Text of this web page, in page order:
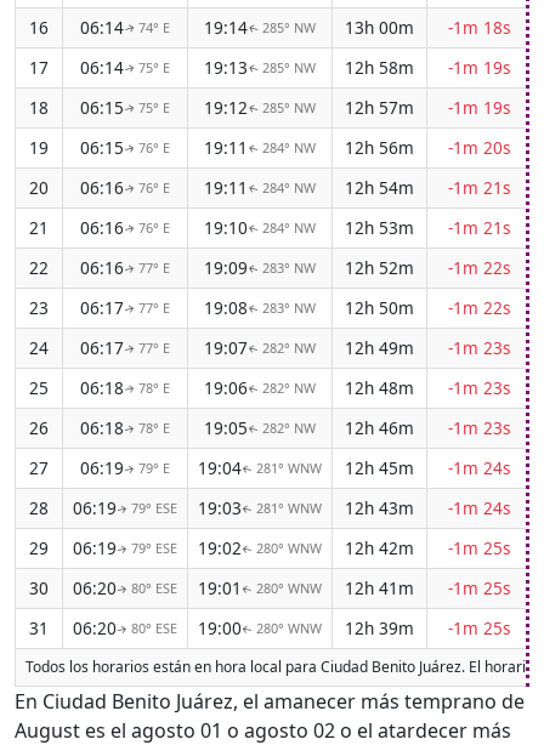
16
06:14↑ 74° E 19:14↑ 285° NW 13h 00m
-1m 18s
17
06:14↑ 75° E 19:13↑ 285° NW 12h 58m
-1m 19s
18
06:15↑ 75° E 19:12↑ 285° NW 12h 57m
-1m 19s
19
06:15↑ 76° E 19:11 ↑ 284° NW 12h 56m
-1m 20s
20
06:16↑ 76° E 19:11 ↑ 284° NW 12h 54m
-1m 21s
21
06:16↑ 76° E 19:10↑ 284° NW 12h 53m
-1m 21s
22
06:16↑ 77° E 19:09↑ 283° NW 12h 52m
-1m 22s
23
06:17↑ 77° E 19:08↑ 283° NW 12h 50m
-1m 22s
24
06:17↑ 77° E 19:07↑ 282° NW 12h 49m
-1m 23s
25
06:18↑ 78° E 19:06↑ 282° NW 12h 48m
-1m 23s
26
06:18↑ 78° E 19:05↑ 282° NW 12h 46m
-1m 23s
27
06:19↑ 79° E 19:04↑ 281° WNW 12h 45m
-1m 24s
28
06:19↑ 79° ESE 19:03↑ 281° WNW 12h 43m
-1m 24s
29
06:19↑ 79° ESE 19:02↑ 280° WNW 12h 42m
-1m 25s
30
06:20↑ 80° ESE 19:01 ↑ 280° WNW 12h 41m
-1m 25s
31
06:20↑ 80° ESE 19:00↑ 280° WNW 12h 39m -1m 25s
Todos los horarios están en hora local para Ciudad Benito Juárez. El
En Ciudad Benito Juárez, el amanecer más temprano de
August es el agosto 01 o agosto 02 o el atardecer más